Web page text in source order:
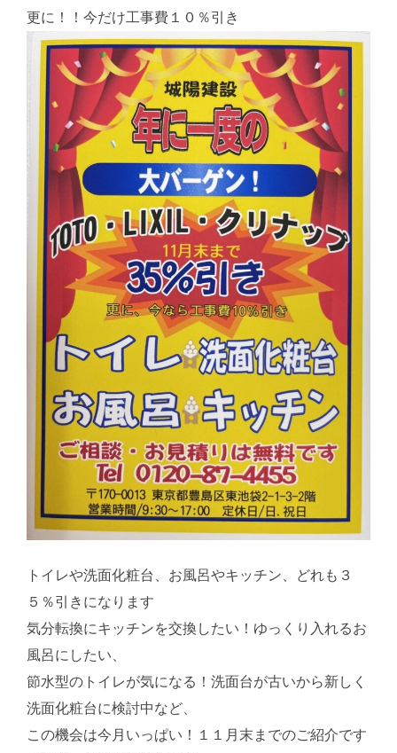
更に！！今だけ工事費１０％引き
トイレや洗面化粧台、お風呂やキッチン、どれも３
５％引きになります
気分転換にキッチンを交換したい！ゆっくり入れるお
風呂にしたい、
節水型のトイレが気になる！洗面台が古いから新しく
洗面化粧台に検討中など、
この機会は今月いっぱい！１１月末までのご紹介です